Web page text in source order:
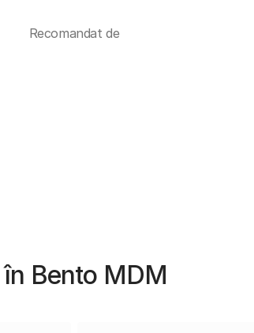
Recomandat de
Bento MDM